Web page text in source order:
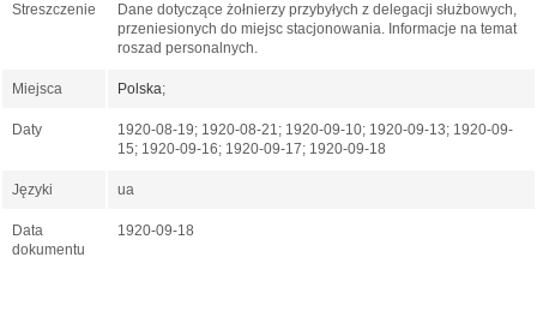
Streszczenie
Dane dotyczące żołnierzy przybyłych z delegacji służbowych,
przeniesionych do miejsc stacjonowania. Informacje na temat
roszad personalnych.
Miejsca Polska;
Daty
1920-08-19; 1920-08-21; 1920-09-10; 1920-09-13; 1920-09-
15; 1920-09-16; 1920-09-17; 1920-09-18
Języki ua
Data
dokumentu
1920-09-18